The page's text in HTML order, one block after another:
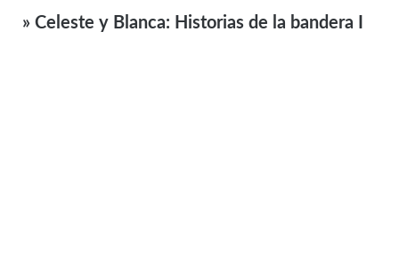
» Celeste y Blanca: Historias de la bandera I